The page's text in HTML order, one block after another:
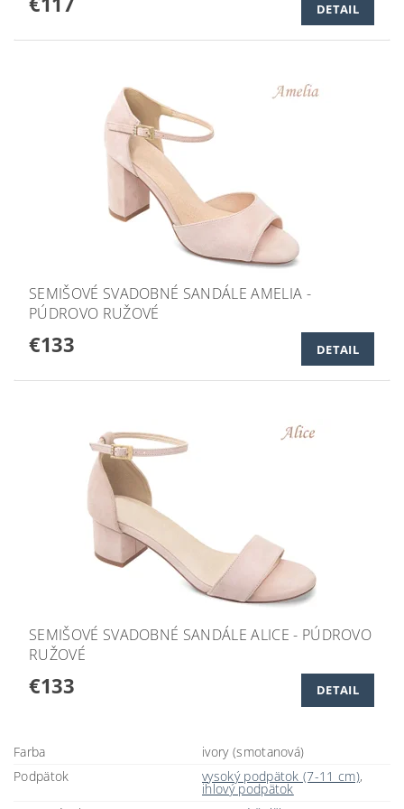
DETAIL
SEMIŠOVÉ SVADOBNÉ SANDÁLE AMELIA -
PÚDROVO RUŽOVÉ
€133 DETAIL
SEMIŠOVÉ SVADOBNÉ SANDÁLE ALICE - PÚDROVO
RUŽOVÉ
€133 DETAIL
Farba
ivory (smotanová)
Podpätok
vysoký podpätok (7-11 cm),
ihlový podpätok